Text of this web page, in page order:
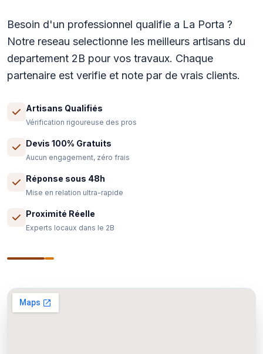
Besoin d'un professionnel qualifie a La Porta ?
Notre reseau selectionne les meilleurs artisans du
departement 2B pour vos travaux. Chaque
partenaire est verifie et note par de vrais clients.
Artisans Qualifiés
Vérification rigoureuse des pros
Devis 100% Gratuits
Aucun engagement, zéro frais
Réponse sous 48h
Mise en relation ultra-rapide
Proximité Réelle
Experts locaux dans le 2B